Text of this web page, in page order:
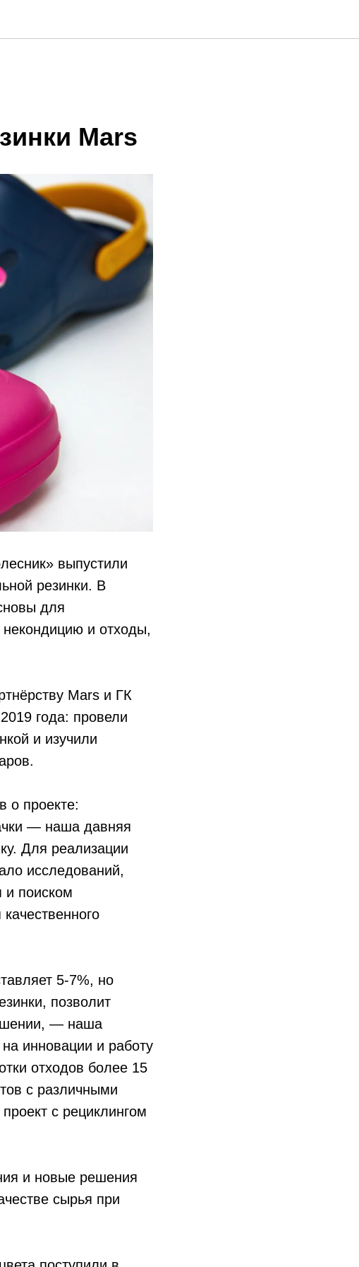
Mars
выпустили
резинки. В
для
некондицию и отходы,
Mars и ГК
года: провели
и изучили
о проекте:
— наша давняя
Для реализации
исследований,
и поиском
5-7%, но
позволит
— наша
инновации и работу
отходов более 15
с различными
с рециклингом
и новые решения
сырья при